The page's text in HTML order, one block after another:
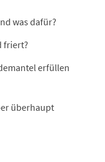
was dafür?
friert?
erfüllen
überhaupt